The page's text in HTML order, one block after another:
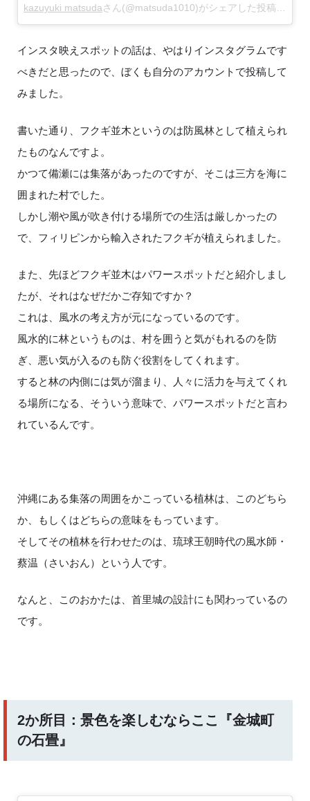
kazuyuki matsudaさん(@matsuda1010)がシェアした投稿 –
インスタ映えスポットの話は、やはりインスタグラムです
べきだと思ったので、ぼくも自分のアカウントで投稿して
みました。
書いた通り、フクギ並木というのは防風林として植えられ
たものなんですよ。
かつて備瀬には集落があったのですが、そこは三方を海に
囲まれた村でした。
しかし潮や風が吹き付ける場所での生活は厳しかったの
で、フィリピンから輸入されたフクギが植えられました。
また、先ほどフクギ並木はパワースポットだと紹介しまし
たが、それはなぜだかご存知ですか？
これは、風水の考え方が元になっているのです。
風水的に林というものは、村を囲うと気がもれるのを防
ぎ、悪い気が入るのも防ぐ役割をしてくれます。
すると林の内側には気が溜まり、人々に活力を与えてくれ
る場所になる、そういう意味で、パワースポットだと言わ
れているんです。
沖縄にある集落の周囲をかこっている植林は、このどちら
か、もしくはどちらの意味をもっています。
そしてその植林を行わせたのは、琉球王朝時代の風水師・
蔡温（さいおん）という人です。
なんと、このおかたは、首里城の設計にも関わっているの
です。
2か所目：景色を楽しむならここ『金城町
の石畳』